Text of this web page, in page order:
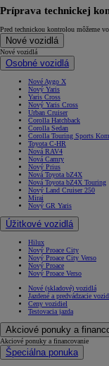
Príprava technickej
Pred technickou kontrolou môžeme
Nové vozidlá
Nové vozidlá
Osobné vozidlá
Nové Aygo X
Nový Yaris
Yaris Cross
Nový Yaris Cross
Urban Cruiser
Corolla Hatchback
Corolla Sedan
Corolla Touring Sports
Toyota C-HR
Nová RAV4
Nová Camry
Nový Prius
Nová Toyota bZ4X
Nová Toyota bZ4X Touring
Nový Land Cruiser 250
Mirai
Nový GR Yaris
Úžitkové vozidlá
Hilux
Nový Proace City
Nový Proace City Verso
Nový Proace
Nový Proace Verso
Nové (skladové) vozidlá
Jazdené a predvádzacie
Ceny vozidiel
Testovacia jazda
Akciové ponuky a
Akciové ponuky a financovanie
Špeciálna ponuka